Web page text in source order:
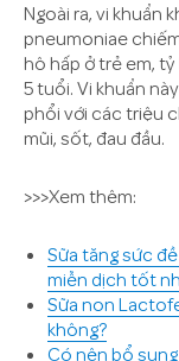
Ngoài ra, vi khuẩn
pneumoniae
hô hấp ở trẻ em,
5 tuổi. Vi khuẩn
phổi với các triệu
mũi, sốt, đau đầu.
>>>Xem thêm:
Sữa tăng sức
miễn dịch tốt
Sữa non
không?
Có nên bổ